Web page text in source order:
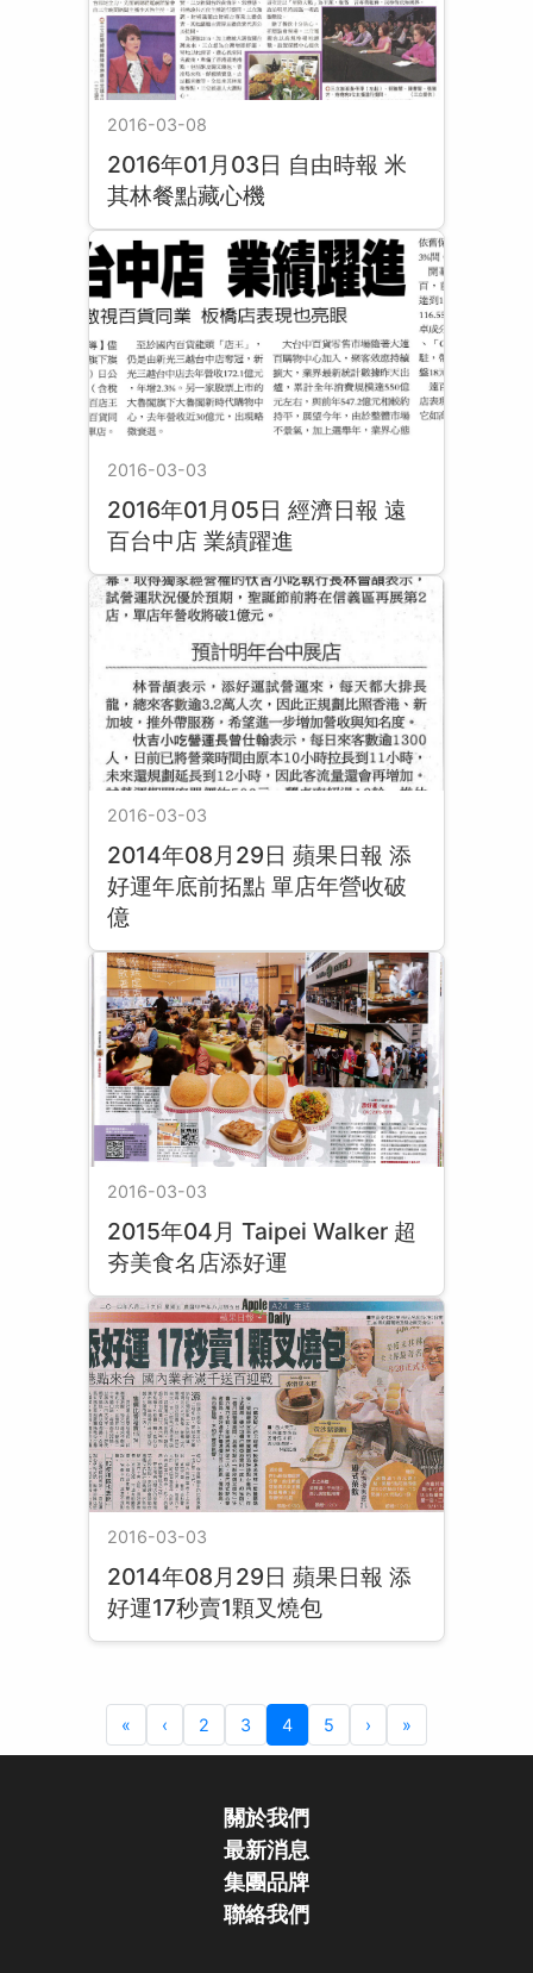
2016-03-08
2016年01月03日 自由時報 米
其林餐點藏心機
2016-03-03
2016年01月05日 經濟日報 遠
百台中店 業績躍進
2016-03-03
2014年08月29日 蘋果日報 添
好運年底前拓點 單店年營收破
億
2016-03-03
2015年04月 Taipei Walker 超
夯美食名店添好運
2016-03-03
2014年08月29日 蘋果日報 添
好運17秒賣1顆叉燒包
« ‹ 2 3 4 5 › »
關於我們
最新消息
集團品牌
聯絡我們